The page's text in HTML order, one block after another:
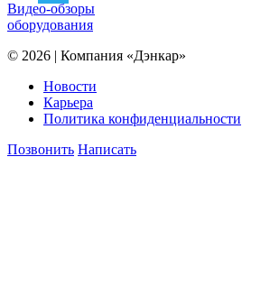
Видео-обзоры
оборудования
© 2026 | Компания «Дэнкар»
Новости
Карьера
Политика конфиденциальности
Позвонить Написать